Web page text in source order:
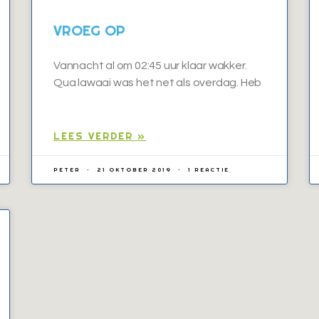
VROEG OP
Vannacht al om 02:45 uur klaar wakker.
Qua lawaai was het net als overdag. Heb
LEES VERDER »
PETER 21 OKTOBER 2019 1 REACTIE